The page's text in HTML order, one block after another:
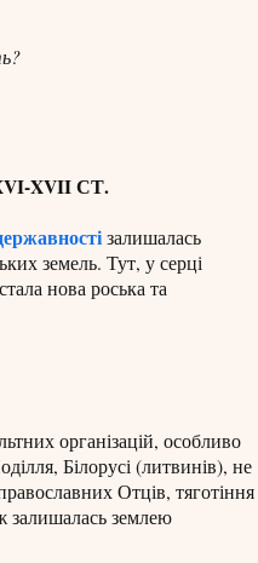
XVII СТ.
залишалась
земель. Тут, у серці
нова роська та
організацій, особливо
Білорусі (литвинів), не
Отців, тяготіння
залишалась землею